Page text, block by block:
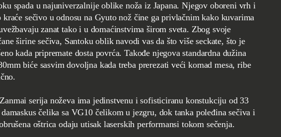
spada u najuniverzalnije oblike noža iz Japana. Njegov oboreni vrh i
kraće sečivo u odnosu na Gyuto nož čine ga privlačnim kako kuvarima
zanat tako i u domaćinstvima širom sveta. Zbog svoje
širine sečiva, Santoku oblik navodi vas da što više seckate, što je
kada pripremate dosta povrća. Takođe njegova standardna dužina
biće sasvim dovoljna kada treba prerezati veći komad mesa, ribe
serija noževa ima jedinstvenu i sofisticiranu konstukciju od 33
čelika sa VG10 čelikom u jezgru, dok tanka poleđina sečiva i
oštrica odaju utisak laserskih performansi tokom sečenja.